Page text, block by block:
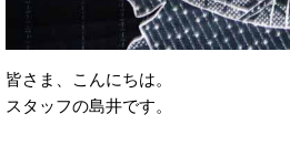
皆さま、こんにちは。
スタッフの島井です。